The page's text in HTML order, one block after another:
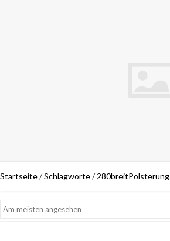
Startseite/Schlagworte/280breitPolsterung